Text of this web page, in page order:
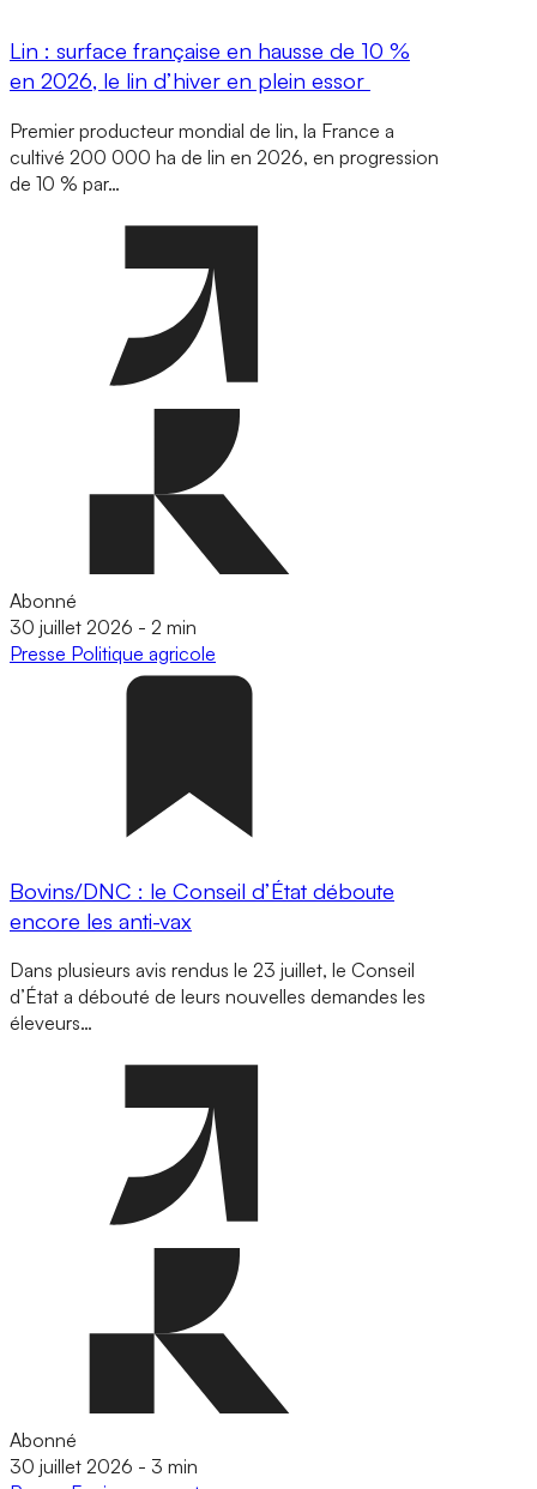
Lin : surface française en hausse de 10 %
en 2026, le lin d’hiver en plein essor
Premier producteur mondial de lin, la France a
cultivé 200 000 ha de lin en 2026, en progression
de 10 % par…
Abonné
30 juillet 2026 - 2 min
Presse Politique agricole
Bovins/DNC : le Conseil d’État déboute
encore les anti-vax
Dans plusieurs avis rendus le 23 juillet, le Conseil
d’État a débouté de leurs nouvelles demandes les
éleveurs…
Abonné
30 juillet 2026 - 3 min